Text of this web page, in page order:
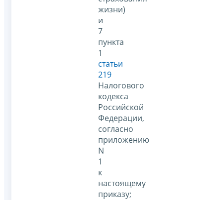
жизни)
и
7
пункта
1
статьи
219
Налогового
кодекса
Российской
Федерации,
согласно
приложению
N
1
к
настоящему
приказу;